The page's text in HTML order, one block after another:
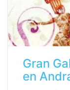
Gran
en